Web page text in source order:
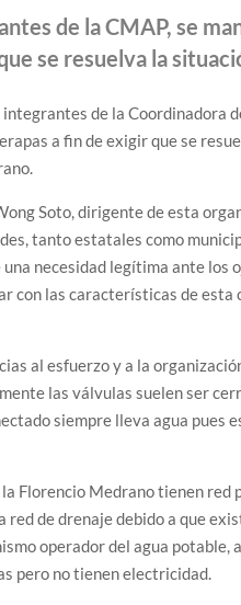
de la CMAP, se
se resuelva la
de la Coordinadora
a fin de exigir que se
Soto, dirigente de esta
tanto estatales como
necesidad legítima ante los
con las características de
al esfuerzo y a la
las válvulas suelen ser
siempre lleva agua pues
Florencio Medrano tienen red
red de drenaje debido a que
operador del agua potable,
pero no tienen electricidad.